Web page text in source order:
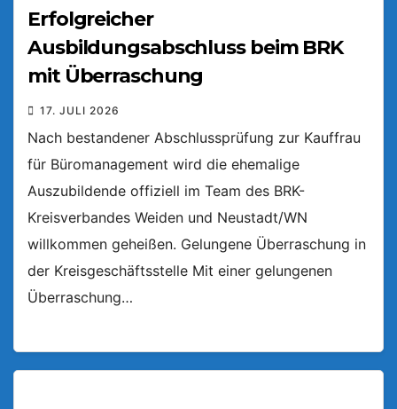
Erfolgreicher
Ausbildungsabschluss beim BRK
mit Überraschung
17. JULI 2026
Nach bestandener Abschlussprüfung zur Kauffrau
für Büromanagement wird die ehemalige
Auszubildende offiziell im Team des BRK-
Kreisverbandes Weiden und Neustadt/WN
willkommen geheißen. Gelungene Überraschung in
der Kreisgeschäftsstelle Mit einer gelungenen
Überraschung…